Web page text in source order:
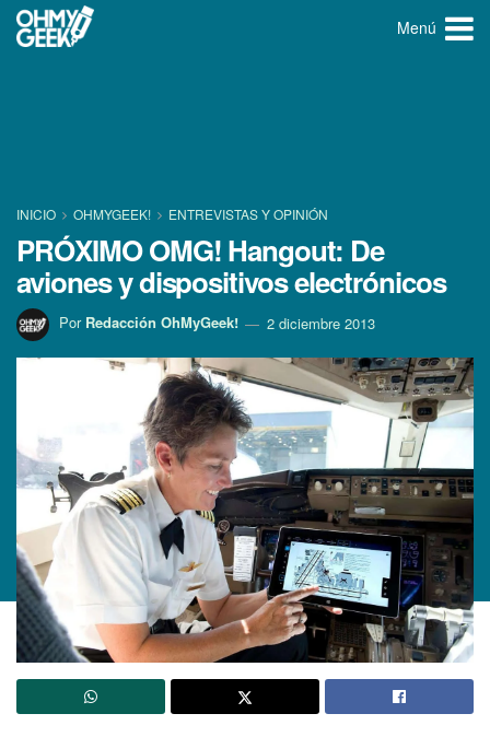
Menú
INICIO OHMYGEEK! ENTREVISTAS Y OPINIÓN
PRÓXIMO OMG! Hangout: De
aviones y dispositivos electrónicos
Por Redacción OhMyGeek! 2 diciembre 2013